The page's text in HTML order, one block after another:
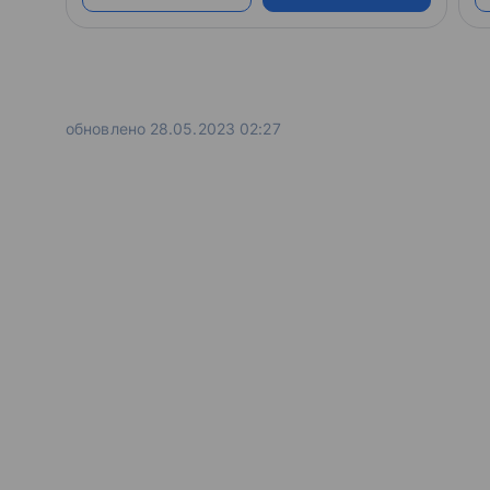
формирует и развивает компетенции
обновлено 28.05.2023 02:27